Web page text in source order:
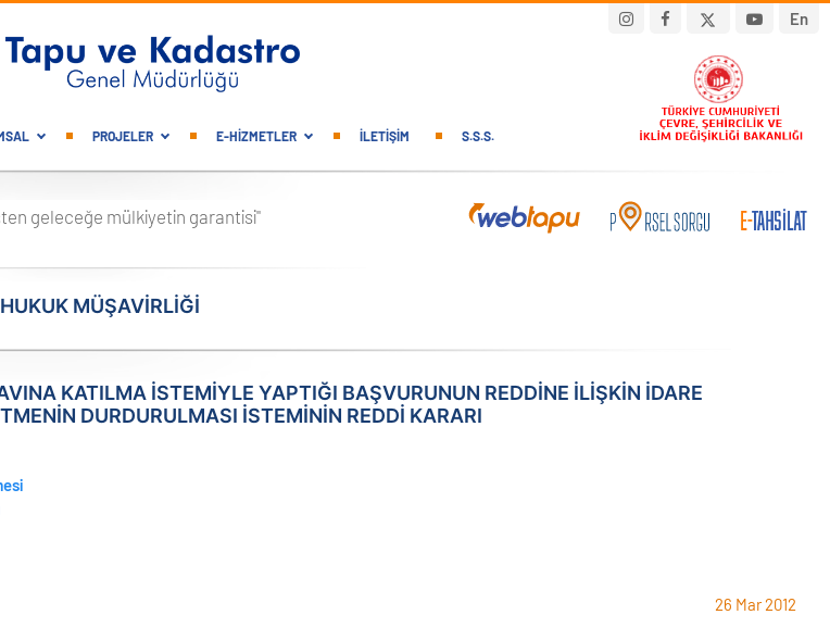
En
PROJELER E-HİZMETLER İLETIŞIM S.S.S.
geleceğe mülkiyetin garantisi"
HUKUK MÜŞAVİRLİĞİ
KATILMA İSTEMİYLE YAPTIĞI BAŞVURUNUN REDDİNE İLİŞKİN İDARE
DURDURULMASI İSTEMİNİN REDDİ KARARI
26 Mar 2012